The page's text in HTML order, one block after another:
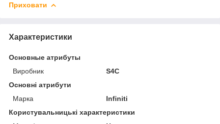
Приховати
Характеристики
Основные атрибуты
Виробник
S4C
Основні атрибути
Марка
Infiniti
Користувальницькі характеристики